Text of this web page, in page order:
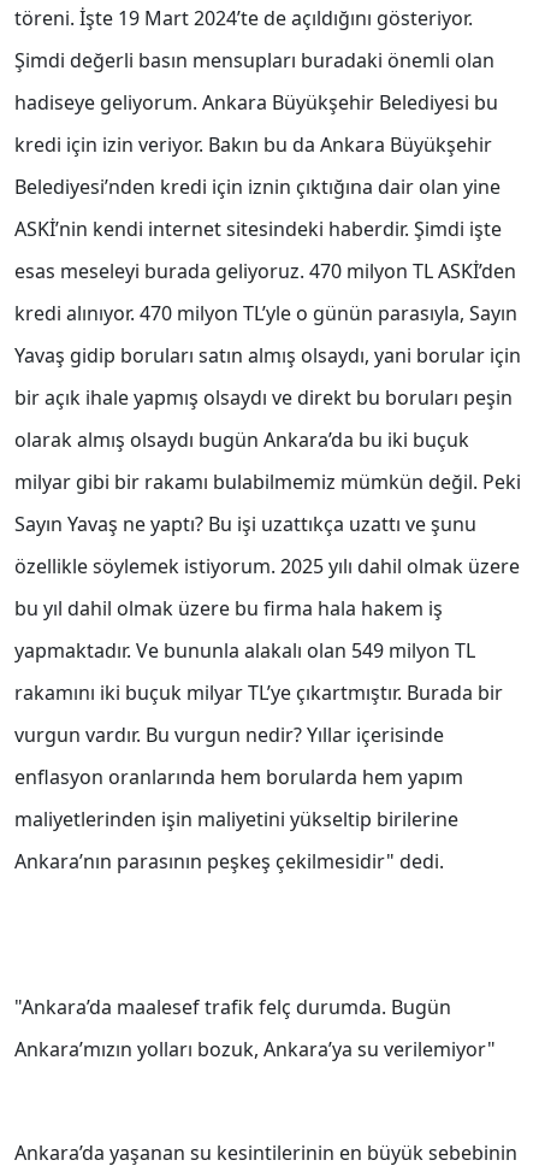
töreni. İşte 19 Mart 2024’te de açıldığını gösteriyor.
Şimdi değerli basın mensupları buradaki önemli olan
hadiseye geliyorum. Ankara Büyükşehir Belediyesi bu
kredi için izin veriyor. Bakın bu da Ankara Büyükşehir
Belediyesi’nden kredi için iznin çıktığına dair olan yine
ASKİ’nin kendi internet sitesindeki haberdir. Şimdi işte
esas meseleyi burada geliyoruz. 470 milyon TL ASKİ’den
kredi alınıyor. 470 milyon TL’yle o günün parasıyla, Sayın
Yavaş gidip boruları satın almış olsaydı, yani borular için
bir açık ihale yapmış olsaydı ve direkt bu boruları peşin
olarak almış olsaydı bugün Ankara’da bu iki buçuk
milyar gibi bir rakamı bulabilmemiz mümkün değil. Peki
Sayın Yavaş ne yaptı? Bu işi uzattıkça uzattı ve şunu
özellikle söylemek istiyorum. 2025 yılı dahil olmak üzere
bu yıl dahil olmak üzere bu firma hala hakem iş
yapmaktadır. Ve bununla alakalı olan 549 milyon TL
rakamını iki buçuk milyar TL’ye çıkartmıştır. Burada bir
vurgun vardır. Bu vurgun nedir? Yıllar içerisinde
enflasyon oranlarında hem borularda hem yapım
maliyetlerinden işin maliyetini yükseltip birilerine
Ankara’nın parasının peşkeş çekilmesidir" dedi.
"Ankara’da maalesef trafik felç durumda. Bugün
Ankara’mızın yolları bozuk, Ankara’ya su verilemiyor"
Ankara’da yaşanan su kesintilerinin en büyük sebebinin